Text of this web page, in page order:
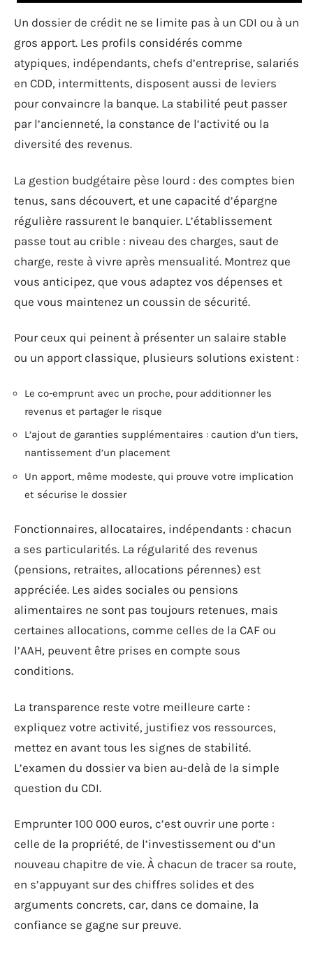
Un dossier de crédit ne se limite pas à un CDI ou à un
gros apport. Les profils considérés comme
atypiques, indépendants, chefs d’entreprise, salariés
en CDD, intermittents, disposent aussi de leviers
pour convaincre la banque. La stabilité peut passer
par l’ancienneté, la constance de l’activité ou la
diversité des revenus.
La gestion budgétaire pèse lourd : des comptes bien
tenus, sans découvert, et une capacité d’épargne
régulière rassurent le banquier. L’établissement
passe tout au crible : niveau des charges, saut de
charge, reste à vivre après mensualité. Montrez que
vous anticipez, que vous adaptez vos dépenses et
que vous maintenez un coussin de sécurité.
Pour ceux qui peinent à présenter un salaire stable
ou un apport classique, plusieurs solutions existent :
Le co-emprunt avec un proche, pour additionner les
revenus et partager le risque
L’ajout de garanties supplémentaires : caution d’un tiers,
nantissement d’un placement
Un apport, même modeste, qui prouve votre implication
et sécurise le dossier
Fonctionnaires, allocataires, indépendants : chacun
a ses particularités. La régularité des revenus
(pensions, retraites, allocations pérennes) est
appréciée. Les aides sociales ou pensions
alimentaires ne sont pas toujours retenues, mais
certaines allocations, comme celles de la CAF ou
l’AAH, peuvent être prises en compte sous
conditions.
La transparence reste votre meilleure carte :
expliquez votre activité, justifiez vos ressources,
mettez en avant tous les signes de stabilité.
L’examen du dossier va bien au-delà de la simple
question du CDI.
Emprunter 100 000 euros, c’est ouvrir une porte :
celle de la propriété, de l’investissement ou d’un
nouveau chapitre de vie. À chacun de tracer sa route,
en s’appuyant sur des chiffres solides et des
arguments concrets, car, dans ce domaine, la
confiance se gagne sur preuve.